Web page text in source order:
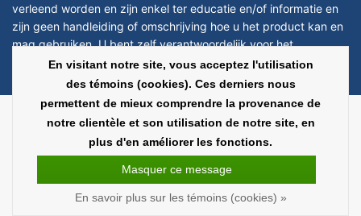
verleend worden en zijn enkel ter educatie en/of informatie en
zijn geen handleiding of omschrijving hoe u het product kan en
mag gebruiken. U bent zelf verantwoordelijk voor het
toepassen van eventuele nationale en internationale wetgeving
omtrent het gebruik van chemicaliën.
chers - All rights reserved - Theme byInStijl Media
Tous les prix sont hors
En visitant notre site, vous acceptez l'utilisation
des témoins (cookies). Ces derniers nous
permettent de mieux comprendre la provenance de
notre clientèle et son utilisation de notre site, en
plus d'en améliorer les fonctions.
Masquer ce message
En savoir plus sur les témoins (cookies) »